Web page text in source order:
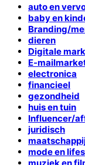
auto en
baby en
Branding/
dieren
Digitale
E-
electronica
financieel
gezondheid
huis en tuin
Influencer/
juridisch
mode en